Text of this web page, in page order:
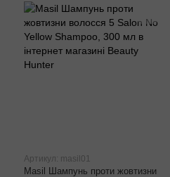
Артикул: masil01
Masil Шампунь проти жовтизни